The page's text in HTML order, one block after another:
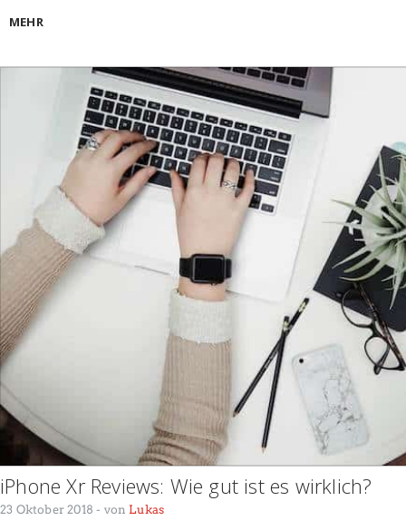
MEHR
iPhone Xr Reviews: Wie gut ist es wirklich?
23 Oktober 2018 - von Lukas